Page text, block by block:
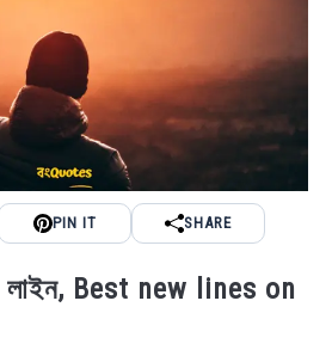
PIN IT SHARE
লাইন, Best new lines on